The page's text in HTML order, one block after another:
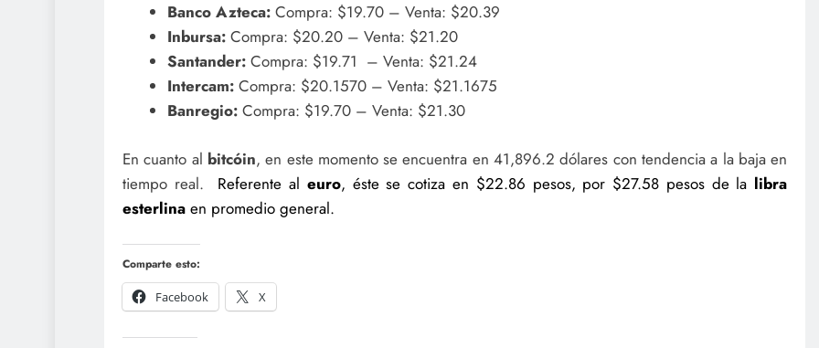
Banco Azteca: Compra: $19.70 – Venta: $20.39
Inbursa: Compra: $20.20 – Venta: $21.20
Santander: Compra: $19.71 – Venta: $21.24
Intercam: Compra: $20.1570 – Venta: $21.1675
Banregio:Compra: $19.70 – Venta: $21.30
En cuanto al bitcóin, en este momento se encuentra en 41,896.2 dólares con tendencia a la baja en
tiempo real. Referente al euro, éste se cotiza en $22.86 pesos, por $27.58 pesos de la libra
esterlina en promedio general.
Comparte esto:
Facebook
X